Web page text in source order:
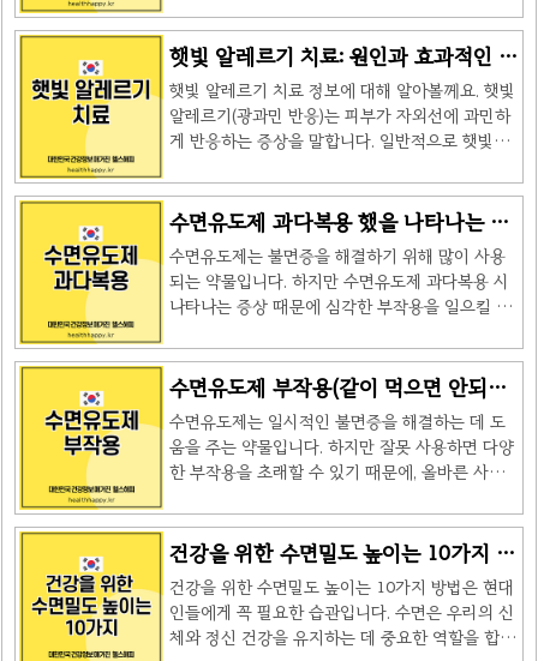
강아지 알레르기는 단순히 털만의 문제가 아니라,
강아지의 침이나 각질에 포함된 당단백질이 원인
상, 그리고 대처법에 대해 자세히 알아보겠습니
다. 강아지 알레르기의 원인강아지 알레르기라고
하면 대개 강아지 털에 대한 알레르기를 생각하기
질에 포함된 당단백질이 주요 원인입니다. 강아지
가 자주 침을 흘리거나 피부 각질이 떨어질 때, 이
단백질들이 공기 중에 떠다니다가 사람의 호흡기
로 들어가면서 알레르기 반응을 일으킵니다.이..
햇빛 알레르기 치료: 원인과 효과적인 대
처 방법
햇빛 알레르기 치료 정보에 대해 알아볼께요. 햇빛
알레르기(광과민 반응)는 피부가 자외선에 과민하
게 반응하는 증상을 말합니다. 일반적으로 햇빛에
이 나타납니다. 주요 원인은 유전적 요인, 면역 체
계 이상, 특정 약물 및 화학 물질 노출 등이 있습니
하는 방법은 없지만, 효과적으로 관리할 수 있는 방
법이 있습니다.1. 예방 방법예방방법설명자외선 차
단제 사용SPF 30 이상 선크림 사용보호 장비 착용
절오전 10시~오후 4시 사이 야외 활동 제한광감작
물질 피하기광과민성을 유발하는 약물 및 화장품
사용 주의 2. 증상 완화를 위한 치료항히스타민제
복용: 가려움증과..
수면유도제 과다복용 했을 나타나는 증
상
수면유도제는 불면증을 해결하기 위해 많이 사용
되는 약물입니다. 하지만 수면유도제 과다복용 시
나타나는 증상 때문에 심각한 부작용을 일으킬 수
될 수 있습니다. 이 글에서는 수면유도제 과다복용
의 위험성과 이를 예방하는 방법에 대해 자세히 알
있는 증상수면유도제 과다복용 시 나타날 수 있는
증상은 다음과 같습니다. 다음과 같은 증상이 지속
될 시 전문의 상담이 필요할 수 있습니다. 1. 몽롱
타나는 증상은 잠에서 깬 후에도 정신이 몽롱하고
졸음이 지속되는 것입니다. 이는 일상생활에 큰 지
장을 줄 수 있으며, 특히 운전이나 중요한 업무를
수행할 때 위험을 초래할 수 ..
수면유도제 부작용(같이 먹으면 안되는
약)
수면유도제는 일시적인 불면증을 해결하는 데 도
움을 주는 약물입니다. 하지만 잘못 사용하면 다양
한 부작용을 초래할 수 있기 때문에, 올바른 사용
같이 먹으면 안되는 약 종류도 있습니다. 이 글에서
는 수면유도제 부작용을 중심으로, 안전한 복용 방
다. 수면유도제 부작용과 올바른 사용법수면유도
제를 사용하기에 앞서서 참고하시면 좋을 내용을
7가지로 나눠서 정리해 놓았습니다. 부작용이 생기
건강을 위한 수면밀도 높이는 10가지 방
법
건강을 위한 수면밀도 높이는 10가지 방법은 현대
인들에게 꼭 필요한 습관입니다. 수면은 우리의 신
체와 정신 건강을 유지하는 데 중요한 역할을 합니